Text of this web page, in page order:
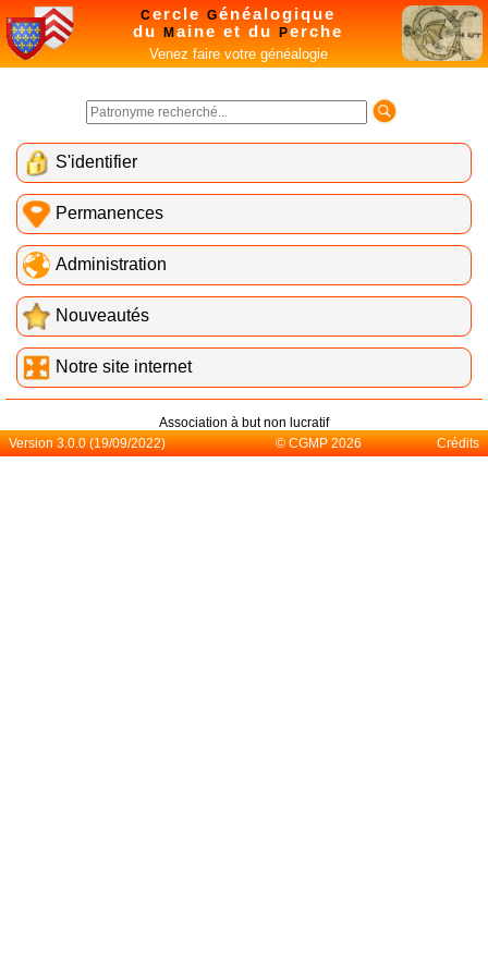
Cercle Généalogique
du
M aine et du Perche
Venez faire votre généalogie
S'identifier
Permanences
Administration
Nouveautés
Notre site internet
Association à but non lucratif
Version 3.0.0 (19/09/2022)
© CGMP 2026 Crédits